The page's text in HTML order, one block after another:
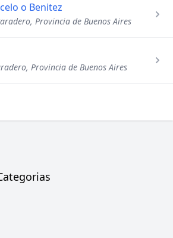
o Benitez
Provincia de Buenos Aires
Provincia de Buenos Aires